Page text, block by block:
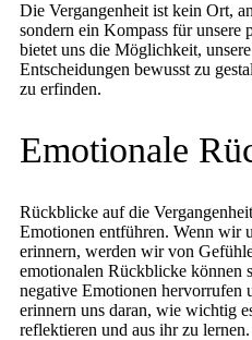
Die Vergangenheit ist kein Ort,
sondern ein Kompass für
bietet uns die Möglichkeit,
Entscheidungen bewusst zu
zu erfinden.
Emotionale
Rückblicke auf die
Emotionen entführen. Wenn wir
erinnern, werden wir von
emotionalen Rückblicke können
negative Emotionen hervorrufen
erinnern uns daran, wie wichtig
reflektieren und aus ihr zu lernen.